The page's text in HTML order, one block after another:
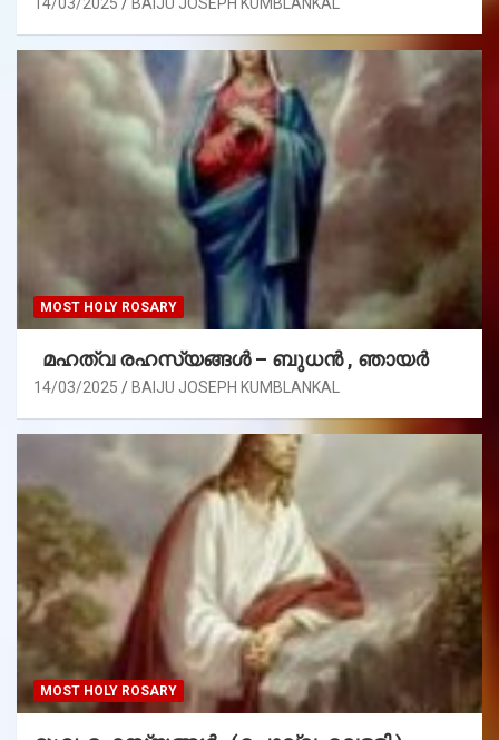
14/03/2025 BAIJU JOSEPH KUMBLANKAL
MOST HOLY ROSARY
മഹത്വ രഹസ്യങ്ങള്‍ – ബുധൻ , ഞായർ
14/03/2025 BAIJU JOSEPH KUMBLANKAL
MOST HOLY ROSARY